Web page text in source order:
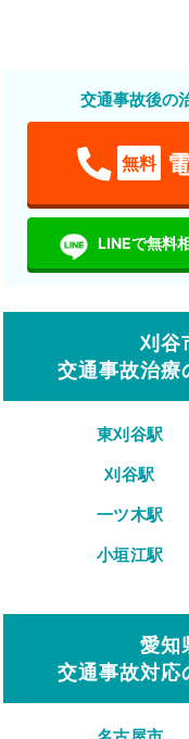
交通事故後の
無料
LINEで無料
刈谷
交通事故治療
東刈谷駅
刈谷駅
一ツ木駅
小垣江駅
愛知
交通事故対応